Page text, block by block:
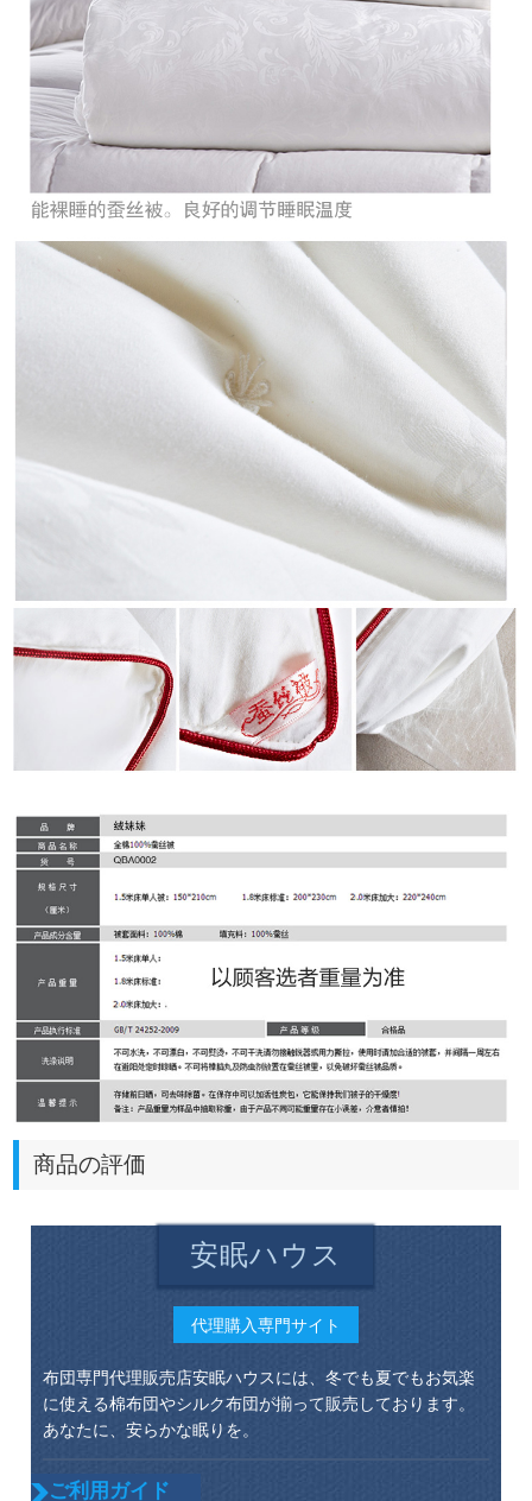
商品の評価
安眠ハウス
代理購入専門サイト
布団専門代理販売店安眠ハウスには、冬でも夏でもお気楽
に使える棉布団やシルク布団が揃って販売しております。
あなたに、安らかな眠りを。
ご利用ガイド